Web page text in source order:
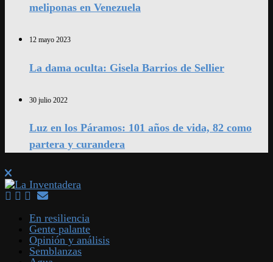
meliponas en Venezuela
12 mayo 2023
La dama oculta: Gisela Barrios de Sellier
30 julio 2022
Luz en los Páramos: 101 años de vida, 82 como
partera y curandera
En resiliencia
Gente palante
Opinión y análisis
Semblanzas